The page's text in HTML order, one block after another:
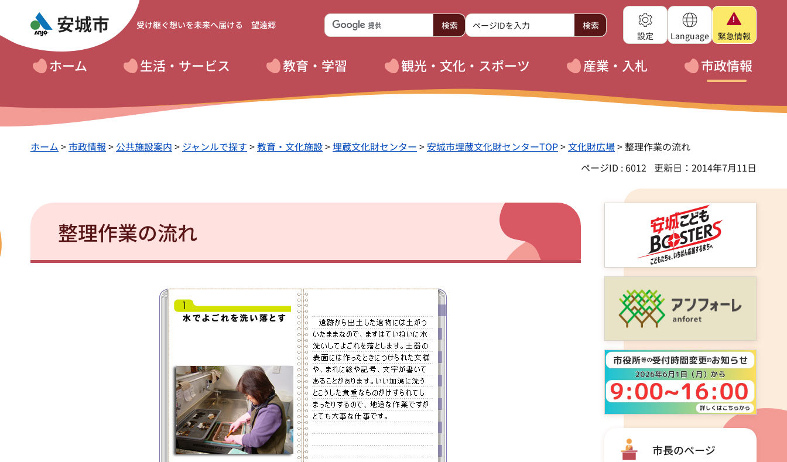
受け継ぐ想いを未来へ届ける 望遠郷
設定
Language 緊急情報
ホーム 生活・サービス 教育・学習 観光・文化・スポーツ 産業・入札 市政情報
ホーム >市政情報 > 公共施設案内 > ジャンルで探す >教育・文化施設>埋蔵文化財センター > 安城市埋蔵文化財センターTOP>文化財広場> 整理作業の流れ
ページID : 6012
更新日：2014年7月11日
整理作業の流れ
市長のページ